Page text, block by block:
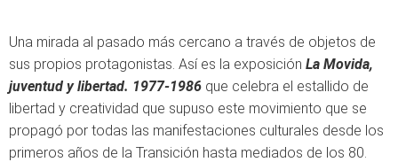
Una mirada al pasado más cercano a través de objetos de
sus propios protagonistas. Así es la exposición La Movida,
juventud y libertad. 1977-1986 que celebra el estallido de
libertad y creatividad que supuso este movimiento que se
propagó por todas las manifestaciones culturales desde los
primeros años de la Transición hasta mediados de los 80.